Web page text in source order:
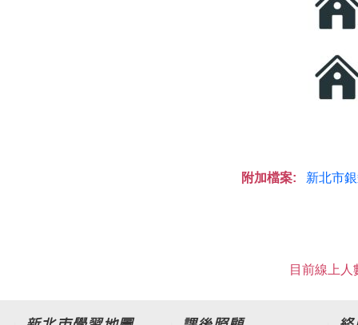
附加檔案: 新北市
目前線上